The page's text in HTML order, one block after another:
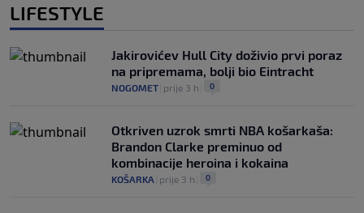
LIFESTYLE
Jakirovićev Hull City doživio prvi poraz
na pripremama, bolji bio Eintracht
NOGOMET prije 3 h 0
Otkriven uzrok smrti NBA košarkaša:
Brandon Clarke preminuo od
kombinacije heroina i kokaina
KOŠARKA prije 3 h 0